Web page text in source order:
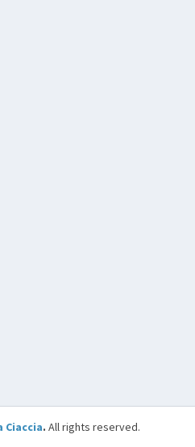
Ciaccia. All rights reserved.